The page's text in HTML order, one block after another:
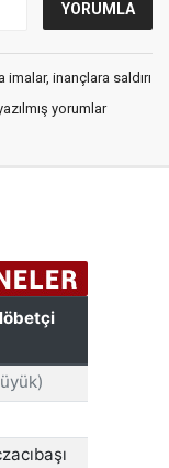
inançlara saldırı
yorumlar